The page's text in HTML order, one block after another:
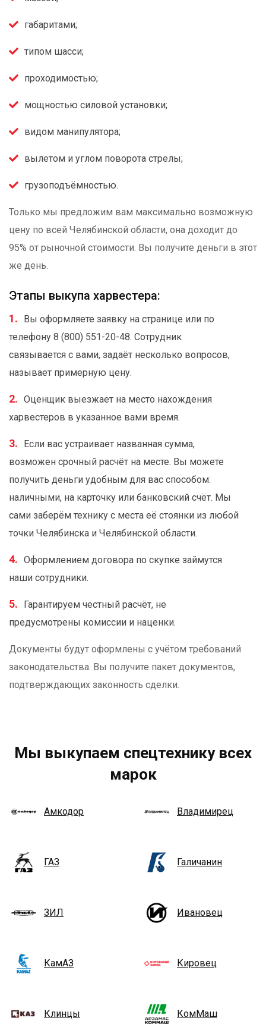
габаритами;
типом шасси;
проходимостью;
мощностью силовой установки;
видом манипулятора;
вылетом и углом поворота стрелы;
грузоподъёмностью.
Только мы предложим вам максимально возможную
цену по всей Челябинской области, она доходит до
95% от рыночной стоимости. Вы получите деньги в этот
же день.
Этапы выкупа харвестера:
Вы оформляете заявку на странице или по
телефону 8 (800) 551-20-48. Сотрудник
связывается с вами, задаёт несколько вопросов,
называет примерную цену.
Оценщик выезжает на место нахождения
харвестеров в указанное вами время.
Если вас устраивает названная сумма,
возможен срочный расчёт на месте. Вы можете
получить деньги удобным для вас способом:
наличными, на карточку или банковский счёт. Мы
сами заберём технику с места её стоянки из любой
точки Челябинска и Челябинской области.
Оформлением договора по скупке займутся
наши сотрудники.
Гарантируем честный расчёт, не
предусмотрены комиссии и наценки.
Документы будут оформлены с учётом требований
законодательства. Вы получите пакет документов,
подтверждающих законность сделки.
Мы выкупаем спецтехнику всех
марок
Амкодор Владимирец
ГАЗ Галичанин
ЗИЛ Ивановец
КамАЗ Кировец
Клинцы КомМаш